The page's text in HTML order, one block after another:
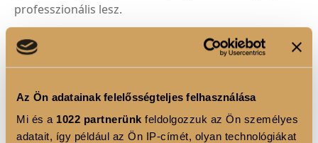
Az Ön adatainak felelősségteljes felhasználása
Mi és a 1022 partnerünk feldolgozzuk az Ön személyes
adatait, így például az Ön IP-címét, olyan technológiákat
professzionális lesz.
SZÍNEZÉS ÉS SZÍNFRISSÍTÉS
Tökéletes választás a natúr vagy festett haj
tónusainak kiemeléséhez, gazdagításához,
Tökéletes választás világosított, szőkített vagy